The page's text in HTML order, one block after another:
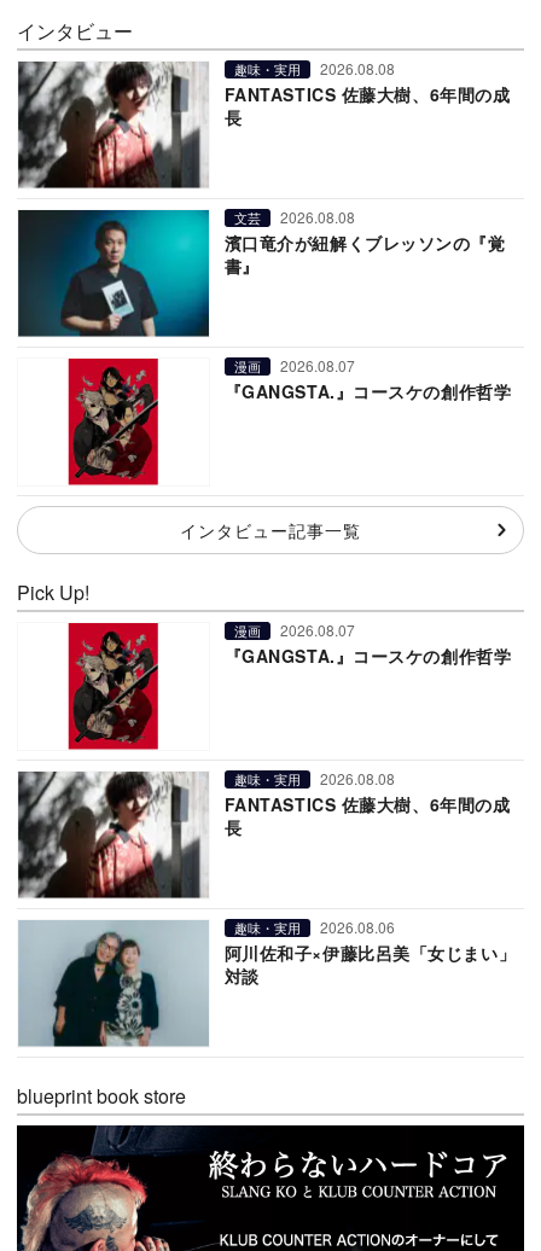
インタビュー
趣味・実用 2026.08.08
FANTASTICS 佐藤大樹、6年間の成
長
文芸 2026.08.08
濱口竜介が紐解くブレッソンの『覚
書』
漫画 2026.08.07
『GANGSTA.』コースケの創作哲学
インタビュー記事一覧
Pick Up!
漫画 2026.08.07
『GANGSTA.』コースケの創作哲学
趣味・実用 2026.08.08
FANTASTICS 佐藤大樹、6年間の成
長
趣味・実用 2026.08.06
阿川佐和子×伊藤比呂美「女じまい」
対談
blueprint book store